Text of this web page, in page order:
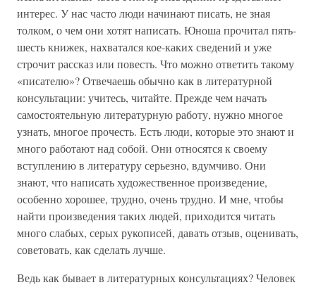
интерес. У нас часто люди начинают писать, не зная
толком, о чем они хотят написать. Юноша прочитал пять-
шесть книжек, нахватался кое-каких сведений и уже
строчит рассказ или повесть. Что можно ответить такому
«писателю»? Отвечаешь обычно как в литературной
консультации: учитесь, читайте. Прежде чем начать
самостоятельную литературную работу, нужно многое
узнать, многое прочесть. Есть люди, которые это знают и
много работают над собой. Они относятся к своему
вступлению в литературу серьезно, вдумчиво. Они
знают, что написать художественное произведение,
особенно хорошее, трудно, очень трудно. И мне, чтобы
найти произведения таких людей, приходится читать
много слабых, серых рукописей, давать отзыв, оценивать,
советовать, как сделать лучше.
Ведь как бывает в литературных консультациях? Человек